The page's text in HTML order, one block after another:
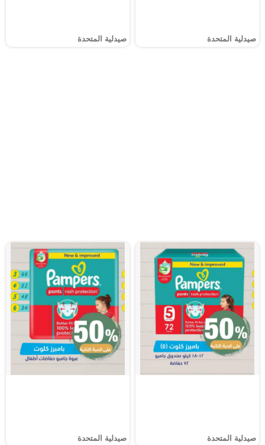
صيدلية المتحدة صيدلية المتحدة
صيدلية المتحدة صيدلية المتحدة